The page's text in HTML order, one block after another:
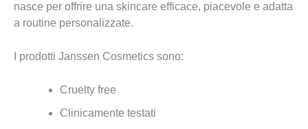
nasce per offrire una skincare efficace, piacevole e adatta
a routine personalizzate.
I prodotti Janssen Cosmetics sono:
Cruelty free
Clinicamente testati